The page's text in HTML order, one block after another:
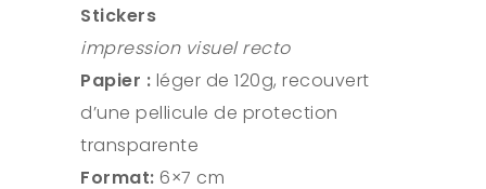
Stickers
impression visuel recto
Papier : léger de 120g, recouvert
d’une pellicule de protection
transparente
Format: 6×7 cm